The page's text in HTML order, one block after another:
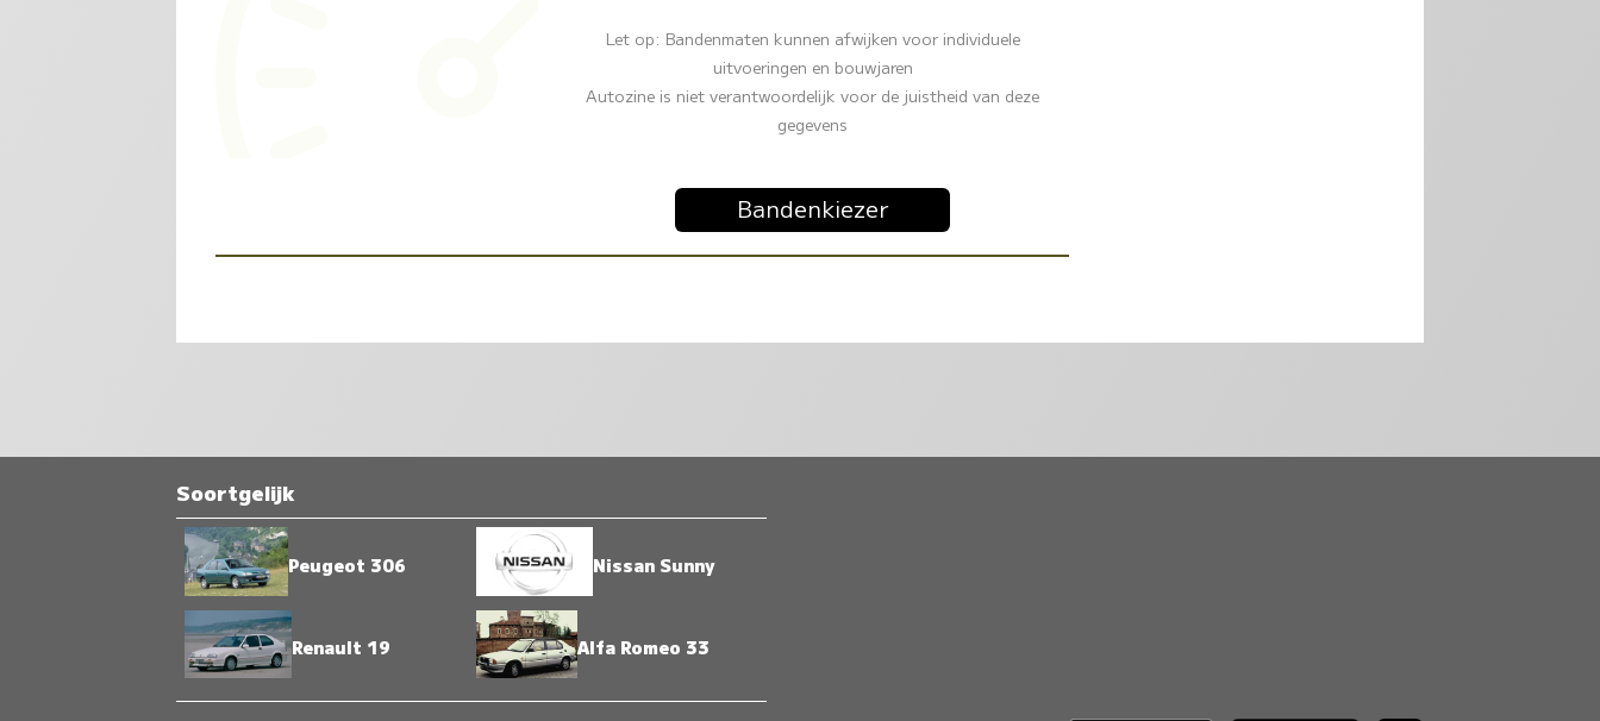
Let op: Bandenmaten kunnen afwijken voor individuele
uitvoeringen en bouwjaren
Autozine is niet verantwoordelijk voor de juistheid van deze
gegevens
Bandenkiezer
Soortgelijk
Peugeot 306 Nissan Sunny
Renault 19 Alfa Romeo 33